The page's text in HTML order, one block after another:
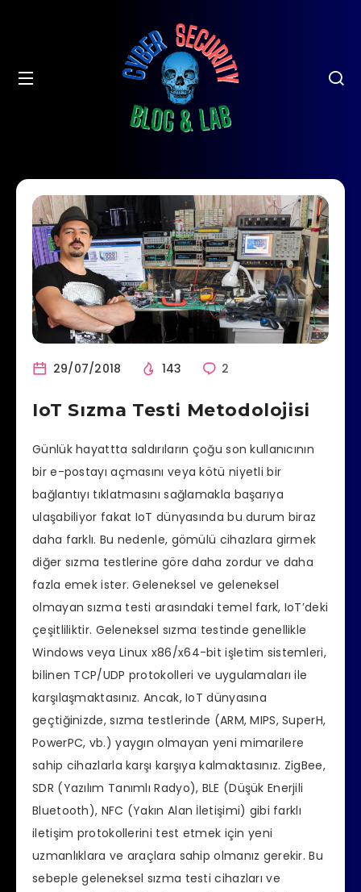
29/07/2018 143 2
IoT Sızma Testi Metodolojisi
Günlük hayattta saldırıların çoğu son kullanıcının
bir e-postayı açmasını veya kötü niyetli bir
bağlantıyı tıklatmasını sağlamakla başarıya
ulaşabiliyor fakat IoT dünyasında bu durum biraz
daha farklı. Bu nedenle, gömülü cihazlara girmek
diğer sızma testlerine göre daha zordur ve daha
fazla emek ister. Geleneksel ve geleneksel
olmayan sızma testi arasındaki temel fark, IoT’deki
çeşitliliktir. Geleneksel sızma testinde genellikle
Windows veya Linux x86/x64-bit işletim sistemleri,
bilinen TCP/UDP protokolleri ve uygulamaları ile
karşılaşmaktasınız. Ancak, IoT dünyasına
geçtiğinizde, sızma testlerinde (ARM, MIPS, SuperH,
PowerPC, vb.) yaygın olmayan yeni mimarilere
sahip cihazlarla karşı karşıya kalmaktasınız. ZigBee,
SDR (Yazılım Tanımlı Radyo), BLE (Düşük Enerjili
Bluetooth), NFC (Yakın Alan İletişimi) gibi farklı
iletişim protokollerini test etmek için yeni
uzmanlıklara ve araçlara sahip olmanız gerekir. Bu
sebeple geleneksel sızma testi cihazları ve